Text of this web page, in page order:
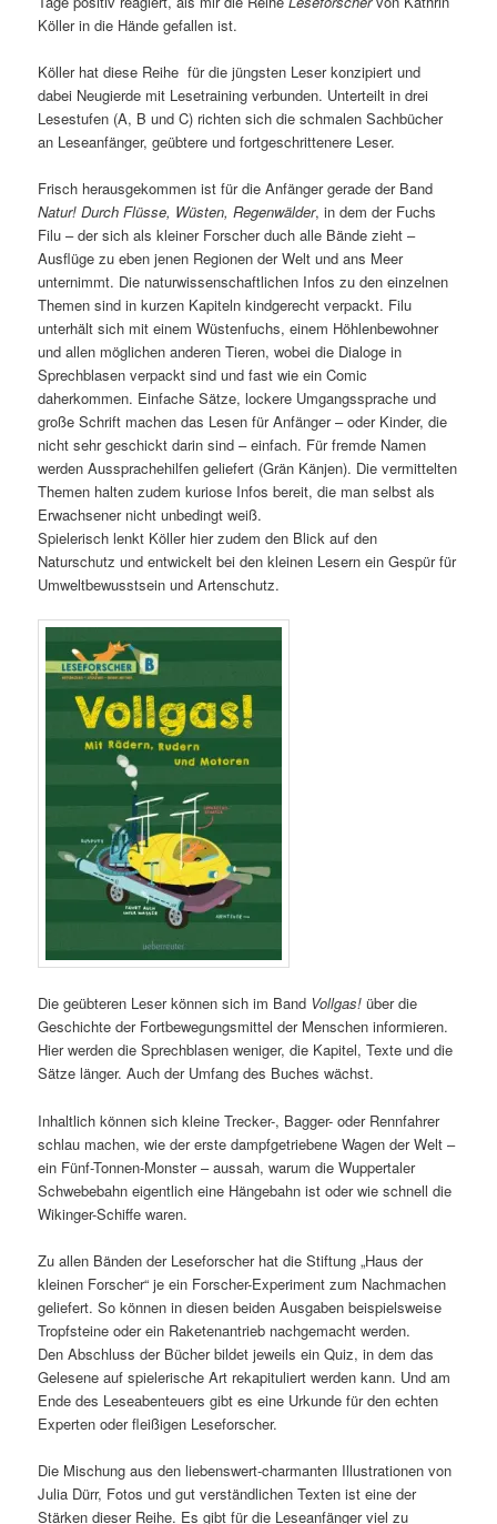
Köller in die Hände gefallen ist.
Köller hat diese Reihe für die jüngsten Leser konzipiert und
dabei Neugierde mit Lesetraining verbunden. Unterteilt in drei
Lesestufen (A, B und C) richten sich die schmalen Sachbücher
an Leseanfänger, geübtere und fortgeschrittenere Leser.
Frisch herausgekommen ist für die Anfänger gerade der Band
Natur! Durch Flüsse, Wüsten, Regenwälder, in dem der Fuchs
Filu – der sich als kleiner Forscher duch alle Bände zieht –
Ausflüge zu eben jenen Regionen der Welt und ans Meer
unternimmt. Die naturwissenschaftlichen Infos zu den einzelnen
Themen sind in kurzen Kapiteln kindgerecht verpackt. Filu
unterhält sich mit einem Wüstenfuchs, einem Höhlenbewohner
und allen möglichen anderen Tieren, wobei die Dialoge in
Sprechblasen verpackt sind und fast wie ein Comic
daherkommen. Einfache Sätze, lockere Umgangssprache und
große Schrift machen das Lesen für Anfänger – oder Kinder, die
nicht sehr geschickt darin sind – einfach. Für fremde Namen
werden Aussprachehilfen geliefert (Grän Känjen). Die vermittelten
Themen halten zudem kuriose Infos bereit, die man selbst als
Erwachsener nicht unbedingt weiß.
Spielerisch lenkt Köller hier zudem den Blick auf den
Naturschutz und entwickelt bei den kleinen Lesern ein Gespür für
Umweltbewusstsein und Artenschutz.
Die geübteren Leser können sich im Band Vollgas! über die
Geschichte der Fortbewegungsmittel der Menschen informieren.
Hier werden die Sprechblasen weniger, die Kapitel, Texte und die
Sätze länger. Auch der Umfang des Buches wächst.
Inhaltlich können sich kleine Trecker-, Bagger- oder Rennfahrer
schlau machen, wie der erste dampfgetriebene Wagen der Welt –
ein Fünf-Tonnen-Monster – aussah, warum die Wuppertaler
Schwebebahn eigentlich eine Hängebahn ist oder wie schnell die
Wikinger-Schiffe waren.
Zu allen Bänden der Leseforscher hat die Stiftung „Haus der
kleinen Forscher“ je ein Forscher-Experiment zum Nachmachen
geliefert. So können in diesen beiden Ausgaben beispielsweise
Tropfsteine oder ein Raketenantrieb nachgemacht werden.
Den Abschluss der Bücher bildet jeweils ein Quiz, in dem das
Gelesene auf spielerische Art rekapituliert werden kann. Und am
Ende des Leseabenteuers gibt es eine Urkunde für den echten
Experten oder fleißigen Leseforscher.
Die Mischung aus den liebenswert-charmanten Illustrationen von
Julia Dürr, Fotos und gut verständlichen Texten ist eine der
Stärken dieser Reihe. Es gibt für die Leseanfänger viel zu